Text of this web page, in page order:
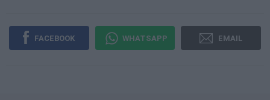
FACEBOOK WHATSAPP EMAIL